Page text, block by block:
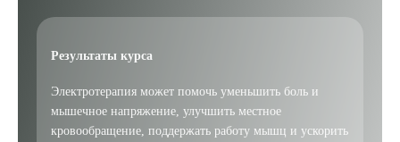
Результаты курса
Электротерапия может помочь уменьшить боль и
мышечное напряжение, улучшить местное
кровообращение, поддержать работу мышц и ускорить
ПОДТВЕРДИТЬ